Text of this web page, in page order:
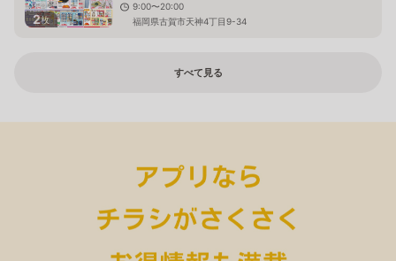
2枚
9:00〜20:00
福岡県古賀市天神4丁目9-34
すべて見る